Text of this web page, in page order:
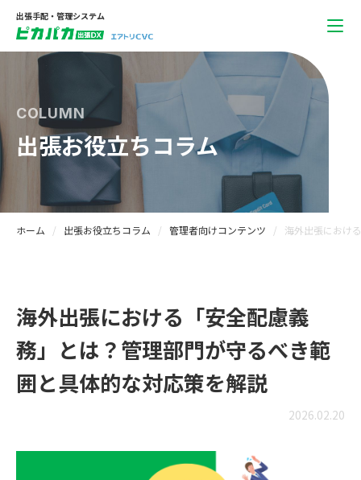
出張手配・管理システム
COLUMN
出張お役立ちコラム
ホーム 出張お役立ちコラム 管理者向けコンテンツ 海外出張におけ
海外出張における「安全配慮義
務」とは？管理部門が守るべき範
囲と具体的な対応策を解説
2026.02.20